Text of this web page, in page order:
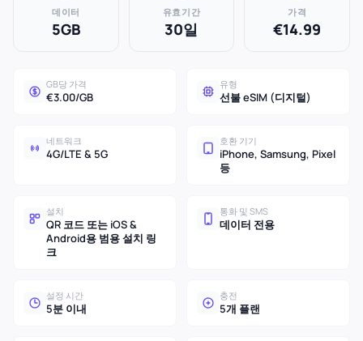
데이터
5GB
유효기간
30일
가격
€14.99
GB당 가격
€3.00/GB
유형
선불 eSIM (디지털)
네트워크
4G/LTE & 5G
호환 기기
iPhone, Samsung, Pixel
등
설치
QR 코드 또는 iOS &
Android용 범용 설치 링
크
통화 및 SMS
데이터 전용
설정 시간
5분 이내
충전
5개 플랜